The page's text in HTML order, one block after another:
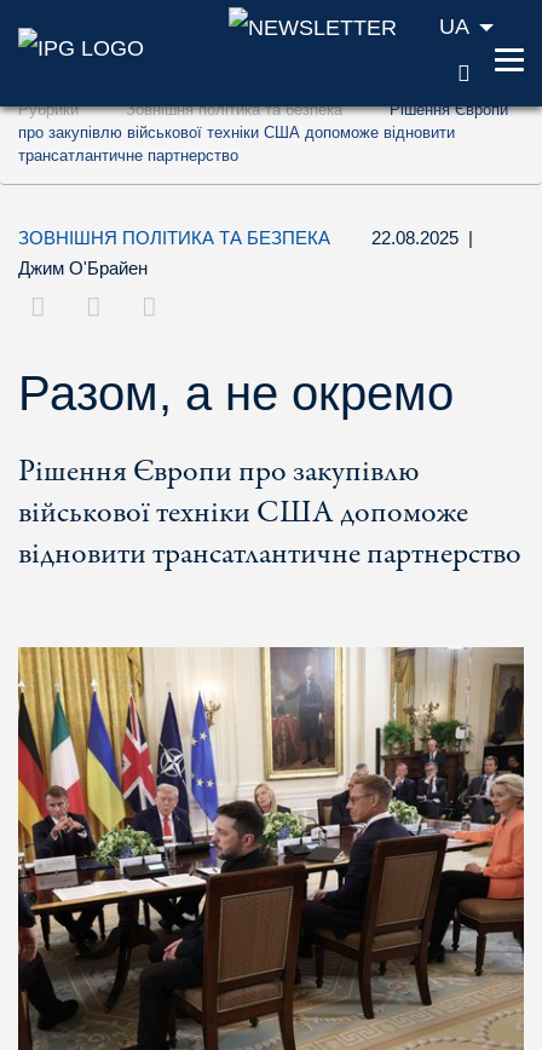
Перейти до змісту (ключ доступу '1')
Перейти до пошуку (ключ доступу '2')
Перейти до навігації (ключ доступу '3')
UA
Рубрики Зовнішня політика та безпека
Рішення Європи
про закупівлю військової техніки США допоможе відновити
трансатлантичне партнерство
ЗОВНІШНЯ ПОЛІТИКА ТА БЕЗПЕКА 22.08.2025 |
Джим О'Брайен
Разом, а не окремо
Рішення Європи про закупівлю
військової техніки США допоможе
відновити трансатлантичне партнерство